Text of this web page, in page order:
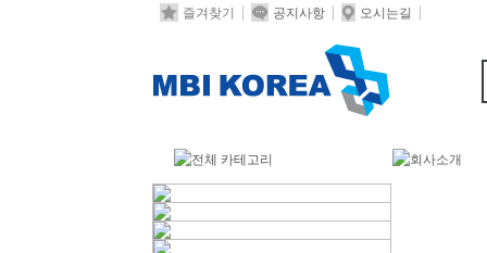
즐겨찾기 공지사항 오시는길